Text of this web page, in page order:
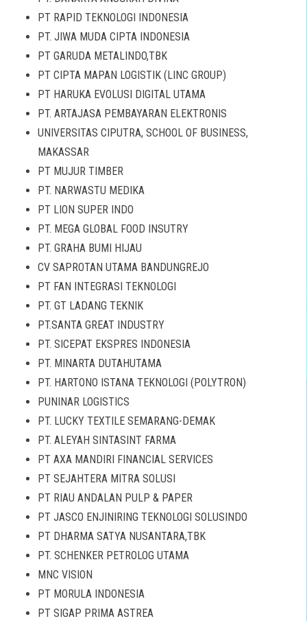
PT RAPID TEKNOLOGI INDONESIA
PT. JIWA MUDA CIPTA INDONESIA
PT GARUDA METALINDO,TBK
PT CIPTA MAPAN LOGISTIK (LINC GROUP)
PT HARUKA EVOLUSI DIGITAL UTAMA
PT. ARTAJASA PEMBAYARAN ELEKTRONIS
UNIVERSITAS CIPUTRA, SCHOOL OF BUSINESS,
MAKASSAR
PT MUJUR TIMBER
PT. NARWASTU MEDIKA
PT LION SUPER INDO
PT. MEGA GLOBAL FOOD INSUTRY
PT. GRAHA BUMI HIJAU
CV SAPROTAN UTAMA BANDUNGREJO
PT FAN INTEGRASI TEKNOLOGI
PT. GT LADANG TEKNIK
PT.SANTA GREAT INDUSTRY
PT. SICEPAT EKSPRES INDONESIA
PT. MINARTA DUTAHUTAMA
PT. HARTONO ISTANA TEKNOLOGI (POLYTRON)
PUNINAR LOGISTICS
PT. LUCKY TEXTILE SEMARANG-DEMAK
PT. ALEYAH SINTASINT FARMA
PT AXA MANDIRI FINANCIAL SERVICES
PT SEJAHTERA MITRA SOLUSI
PT RIAU ANDALAN PULP & PAPER
PT JASCO ENJINIRING TEKNOLOGI SOLUSINDO
PT DHARMA SATYA NUSANTARA,TBK
PT. SCHENKER PETROLOG UTAMA
MNC VISION
PT MORULA INDONESIA
PT SIGAP PRIMA ASTREA